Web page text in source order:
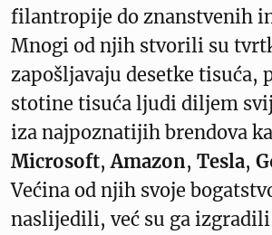
filantropije do znanstvenih
Mnogi od njih stvorili su
zapošljavaju desetke tisuća,
stotine tisuća ljudi diljem
iza najpoznatijih brendova
Microsoft,Amazon, Tesla,
Većina od njih svoje
naslijedili, već su ga